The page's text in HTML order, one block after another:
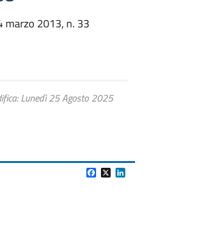
marzo 2013, n. 33
Lunedì 25 Agosto 2025
Facebook
X